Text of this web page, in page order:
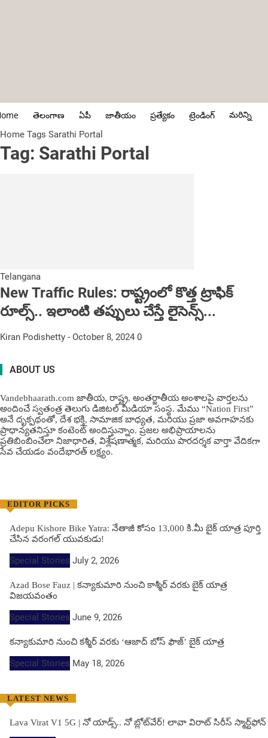
తెలంగాణ ఏపీ జాతీయం ప్రత్యేకం ట్రెండింగ్ మరిన్ని
Home Tags Sarathi Portal
Tag: Sarathi Portal
Telangana
New Traffic Rules: రాష్ట్రంలో కొత్త ట్రాఫిక్
రూల్స్.. ఇలాంటి తప్పులు చేస్తే లైసెన్స్...
Kiran Podishetty - October 8, 2024 0
ABOUT US
Vandebhaarath.com జాతీయ, రాష్ట్ర, అంతర్జాతీయ అంశాలపై వార్తలను
అందించే స్వతంత్ర తెలుగు డిజిటల్ మీడియా సంస్థ. మేము “Nation First”
అనే దృక్పథంతో, దేశ భక్తి, సామాజిక బాధ్యత, మరియు ప్రజా అవగాహనకు
ప్రాధాన్యతనిస్తూ కంటెంట్ అందిస్తున్నాం. ప్రజల అభిప్రాయాలను
ప్రతిబింబించేలా నిజాధారిత, విశ్లేషణాత్మక, మరియు పారదర్శక వార్తా వేదికగా
సేవ చేయడం వందేభార‌త్ ల‌క్ష్యం.
EDITOR PICKS
Adepu Kishore Bike Yatra: నేతాజీ కోసం 13,000 కి.మీ బైక్ యాత్ర పూర్తి
చేసిన వరంగల్ యువకుడు!
Special Stories July 2, 2026
Azad Bose Fauz | కన్యాకుమారి నుంచి కాశ్మీర్ వరకు బైక్ యాత్ర
విజయవంతం
Special Stories June 9, 2026
కన్యాకుమారి నుంచి కశ్మీర్ వరకు ‘ఆజాద్ బోస్ ఫౌజ్’ బైక్ యాత్ర
Special Stories May 18, 2026
LATEST NEWS
Lava Virat V1 5G | నో యాడ్స్.. నో బ్లోట్‌వేర్! లావా విరాట్ సిరీస్ స్మార్ట్‌ఫోన్​